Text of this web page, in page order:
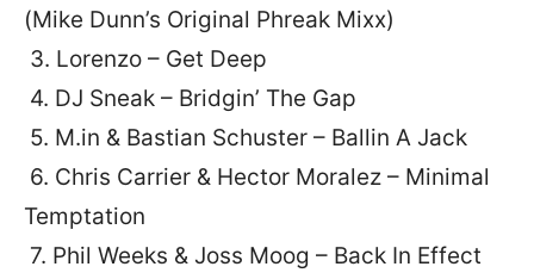
(Mike Dunn’s Original Phreak Mixx)
3. Lorenzo – Get Deep
4. DJ Sneak – Bridgin’ The Gap
5. M.in & Bastian Schuster – Ballin A Jack
6. Chris Carrier & Hector Moralez – Minimal
Temptation
7. Phil Weeks & Joss Moog – Back In Effect